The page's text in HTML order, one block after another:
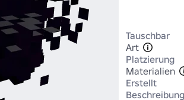
Tauschbar
Art
Platzierung
Materialien
Erstellt
Beschreibung